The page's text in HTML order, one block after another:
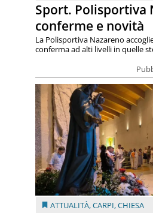
Sport. Polisportiva
conferme e novità
La Polisportiva Nazareno
conferma ad alti livelli in quelle
ATTUALITÀ,CARPI,CHIESA